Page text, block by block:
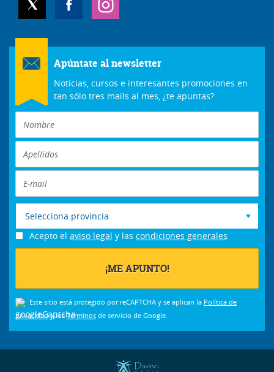
Apúntate al newsletter
Noticias, cursos e interesantes promociones en
tan sólo tres mails al mes, ¿te apuntas?
Selecciona provincia
Acepto el aviso legal y las condiciones generales
Este sitio está protegido por reCAPTCHA y se aplican la Política de
privacidady los Términos de servicio de Google.